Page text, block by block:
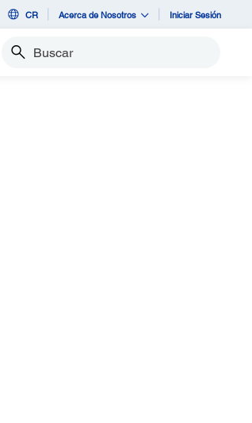
CR Acerca de Nosotros Iniciar Sesión
Buscar